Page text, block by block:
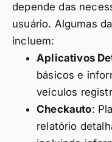
depende das
usuário. Algumas
incluem:
Aplicativos
básicos e
veículos
Checkauto:
relatório